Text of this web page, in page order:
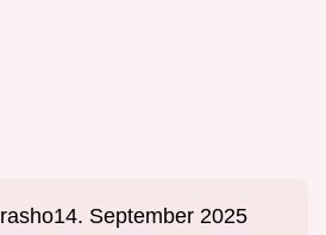
14. September 2025